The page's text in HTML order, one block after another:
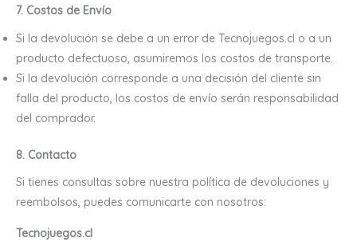
7. Costos de Envío
Si la devolución se debe a un error de Tecnojuegos.cl o a un
producto defectuoso, asumiremos los costos de transporte.
Si la devolución corresponde a una decisión del cliente sin
falla del producto, los costos de envío serán responsabilidad
del comprador.
8. Contacto
Si tienes consultas sobre nuestra política de devoluciones y
reembolsos, puedes comunicarte con nosotros:
Tecnojuegos.cl